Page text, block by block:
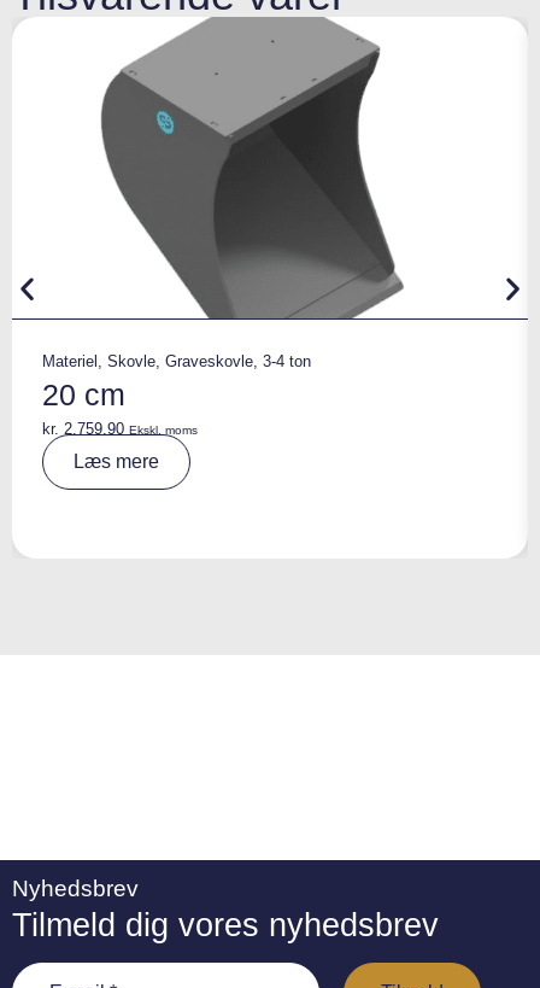
Materiel Skovle Graveskovle 3-4 ton
20 cm
kr. 2.759,90 Ekskl. moms
Læs mere
Nyhedsbrev
Tilmeld dig vores nyhedsbrev